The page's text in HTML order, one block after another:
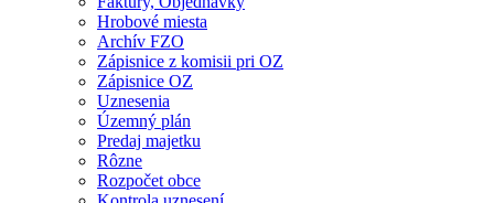
Hrobové miesta
Archív FZO
Zápisnice z komisii pri OZ
Zápisnice OZ
Uznesenia
Územný plán
Predaj majetku
Rôzne
Rozpočet obce